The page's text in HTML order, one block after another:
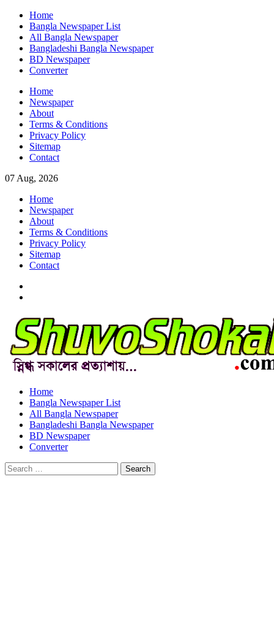
Skip
content
Home
Bangla Newspaper List
All Bangla Newspaper
Bangladeshi Bangla Newspaper
BD Newspaper
Converter
Home
Newspaper
About
Terms & Conditions
Privacy Policy
Sitemap
Contact
07 Aug, 2026
Home
Newspaper
About
Terms & Conditions
Privacy Policy
Sitemap
Contact
Home
Bangla Newspaper List
All Bangla Newspaper
Bangladeshi Bangla Newspaper
BD Newspaper
Converter
Search
for: